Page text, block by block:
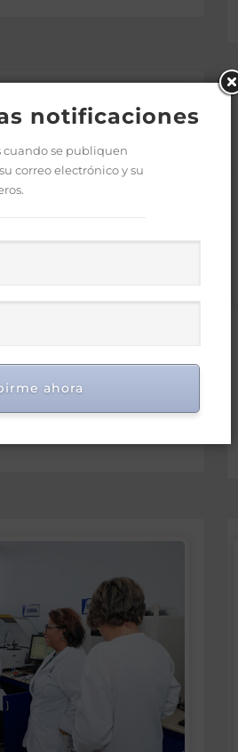
méritos en
notificaciones
se publiquen
correo electrónico y su
ahora